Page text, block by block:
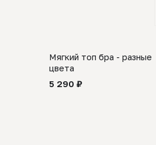
Мягкий топ бра - разные
цвета
5 290 ₽